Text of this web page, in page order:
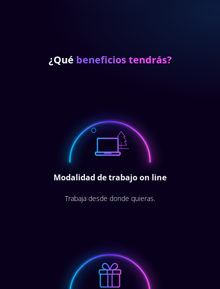
¿Qué beneficios tendrás?
Modalidad de trabajo on line
Trabaja desde donde quieras.